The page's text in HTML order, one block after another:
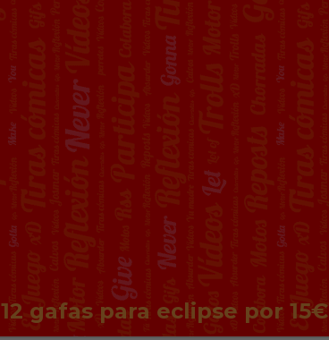
12 gafas para eclipse por 15€